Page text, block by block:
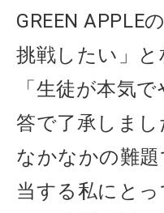
GREEN APPLE
挑戦したい」
「生徒が本気
答で了承しま
なかなかの難
当する私にと